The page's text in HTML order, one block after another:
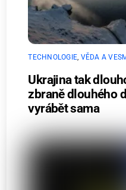
TECHNOLOGIE VĚDA A
Ukrajina tak
zbraně dlouhého
vyrábět sama